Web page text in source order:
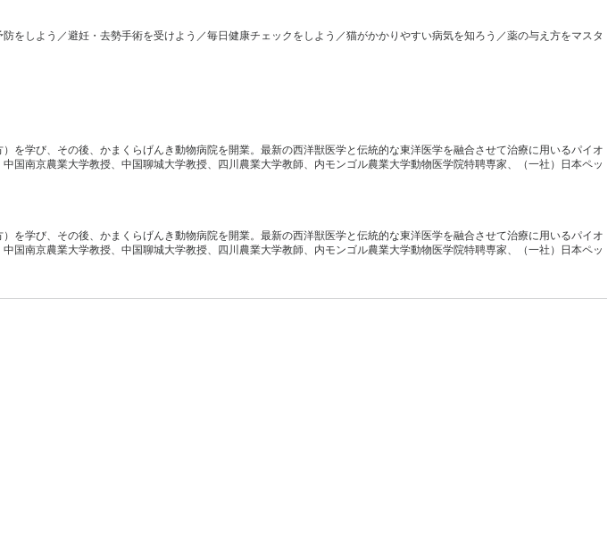
しよう／避妊・去勢手術を受けよう／毎日健康チェックをしよう／猫がかかりやすい病気を知ろう／薬の与え方をマスタ
学び、その後、かまくらげんき動物病院を開業。最新の西洋獣医学と伝統的な東洋医学を融合させて治療に用いるパイオ
南京農業大学教授、中国聊城大学教授、四川農業大学教師、内モンゴル農業大学動物医学院特聘専家、（一社）日本ペッ
学び、その後、かまくらげんき動物病院を開業。最新の西洋獣医学と伝統的な東洋医学を融合させて治療に用いるパイオ
南京農業大学教授、中国聊城大学教授、四川農業大学教師、内モンゴル農業大学動物医学院特聘専家、（一社）日本ペッ